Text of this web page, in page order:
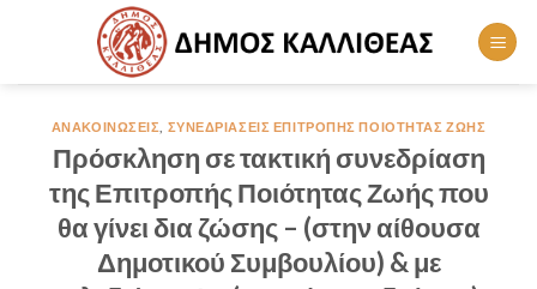
ΑΝΑΚΟΙΝΏΣΕΙΣ ΣΥΝΕΔΡΙΆΣΕΙΣ ΕΠΙΤΡΟΠΉΣ ΠΟΙΌΤΗΤΑΣ ΖΩΉΣ
Πρόσκληση σε τακτική συνεδρίαση
της Επιτροπής Ποιότητας Ζωής που
θα γίνει δια ζώσης – (στην αίθουσα
Δημοτικού Συμβουλίου) & με